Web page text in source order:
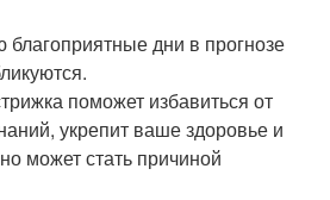
дни в прогнозе
поможет избавиться от
укрепит ваше здоровье и
может стать причиной